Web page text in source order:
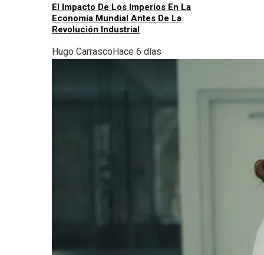
El Impacto De Los Imperios En La
Economía Mundial Antes De La
Revolución Industrial
Hugo Carrasco Hace 6 días